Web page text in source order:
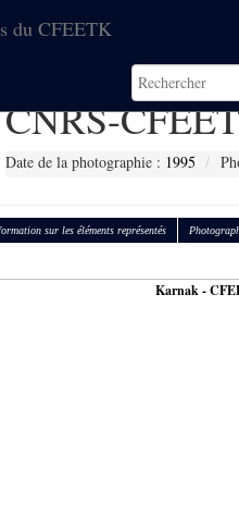
du CFEETK
CNRS-
Date de la photographie : 1995
sur les éléments représentés